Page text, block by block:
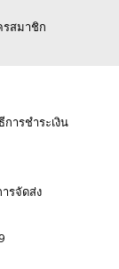
รสมาชิก
การชำระเงิน
รจัดส่ง